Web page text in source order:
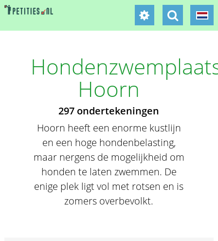
Hoorn
297 ondertekeningen
Hoorn heeft een enorme kustlijn
en een hoge hondenbelasting,
maar nergens de mogelijkheid om
honden te laten zwemmen. De
enige plek ligt vol met rotsen en is
zomers overbevolkt.